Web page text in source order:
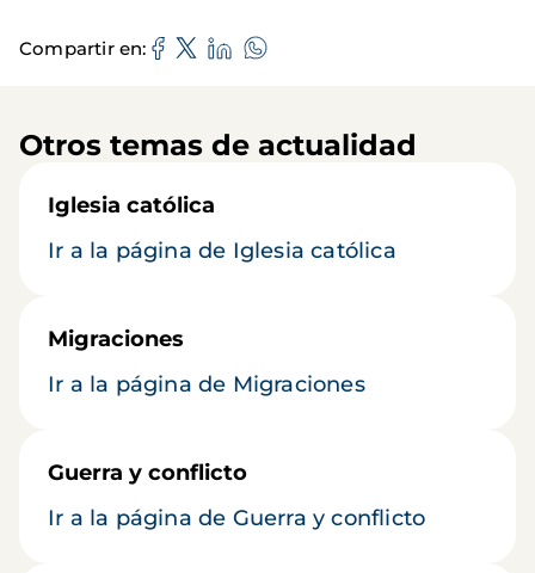
Compartir en
Otros temas de actualidad
Iglesia católica
Ir a la página de Iglesia católica
Migraciones
Ir a la página de Migraciones
Guerra y conflicto
Ir a la página de Guerra y conflicto